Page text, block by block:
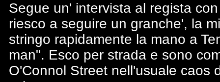
Segue un' intervista al regista
riesco a seguire un granche', la
stringo rapidamente la mano a
man". Esco per strada e sono
O'Connol Street nell'usuale caos